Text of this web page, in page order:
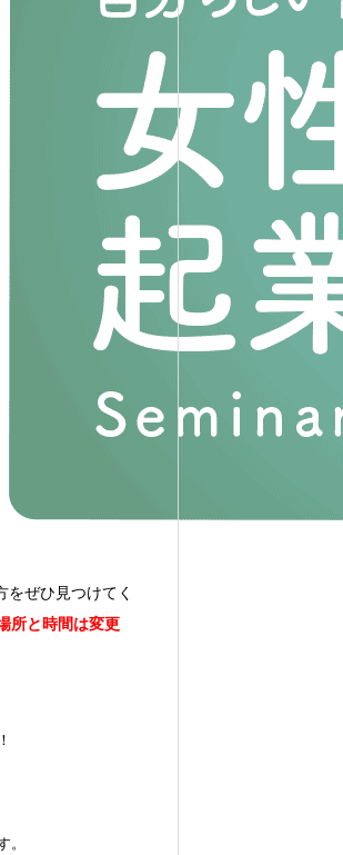
ぜひ見つけてく
所と時間は変更
。